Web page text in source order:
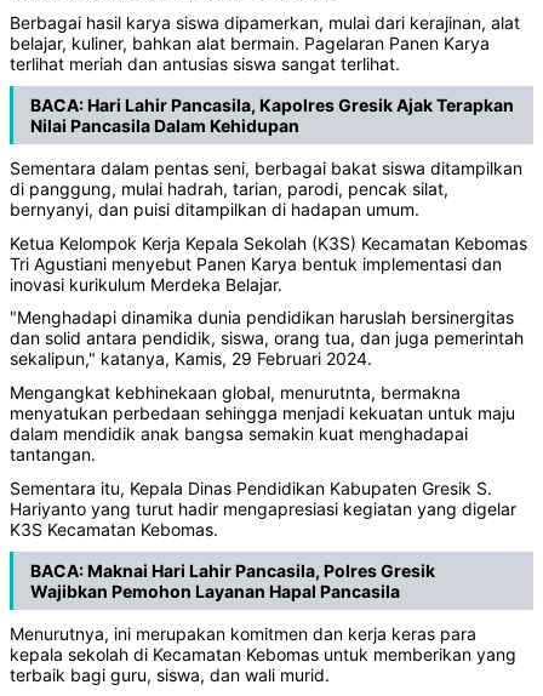
Berbagai hasil karya siswa dipamerkan, mulai dari kerajinan, alat
belajar, kuliner, bahkan alat bermain. Pagelaran Panen Karya
terlihat meriah dan antusias siswa sangat terlihat.
BACA:Hari Lahir Pancasila, Kapolres Gresik Ajak Terapkan
Nilai Pancasila Dalam Kehidupan
Sementara dalam pentas seni, berbagai bakat siswa ditampilkan
di panggung, mulai hadrah, tarian, parodi, pencak silat,
bernyanyi, dan puisi ditampilkan di hadapan umum.
Ketua Kelompok Kerja Kepala Sekolah (K3S) Kecamatan Kebomas
Tri Agustiani menyebut Panen Karya bentuk implementasi dan
inovasi kurikulum Merdeka Belajar.
"Menghadapi dinamika dunia pendidikan haruslah bersinergitas
dan solid antara pendidik, siswa, orang tua, dan juga pemerintah
sekalipun," katanya, Kamis, 29 Februari 2024.
Mengangkat kebhinekaan global, menurutnta, bermakna
menyatukan perbedaan sehingga menjadi kekuatan untuk maju
dalam mendidik anak bangsa semakin kuat menghadapai
tantangan.
Sementara itu, Kepala Dinas Pendidikan Kabupaten Gresik S.
Hariyanto yang turut hadir mengapresiasi kegiatan yang digelar
K3S Kecamatan Kebomas.
BACA:Maknai Hari Lahir Pancasila, Polres Gresik
Wajibkan Pemohon Layanan Hapal Pancasila
Menurutnya, ini merupakan komitmen dan kerja keras para
kepala sekolah di Kecamatan Kebomas untuk memberikan yang
terbaik bagi guru, siswa, dan wali murid.